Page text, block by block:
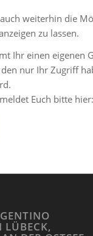
weiterhin die
zu lassen.
Ihr einen eigenen
den nur Ihr Zugriff
Euch bitte hier:
LÜBECK,